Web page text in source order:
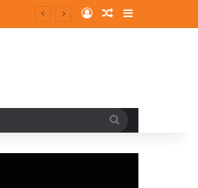
Log InRandom Article
Sidebar